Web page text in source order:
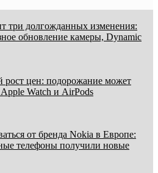
три долгожданных изменения:
обновление камеры, Dynamic
рост цен: подорожание может
Apple Watch и AirPods
от бренда Nokia в Европе:
телефоны получили новые